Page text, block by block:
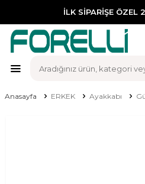
İLK SİPARİŞE ÖZEL
Anasayfa ERKEK Ayakkabı